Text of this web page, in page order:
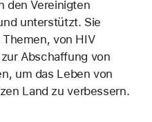
den Vereinigten
unterstützt. Sie
von HIV
Abschaffung von
um das Leben von
Land zu verbessern.